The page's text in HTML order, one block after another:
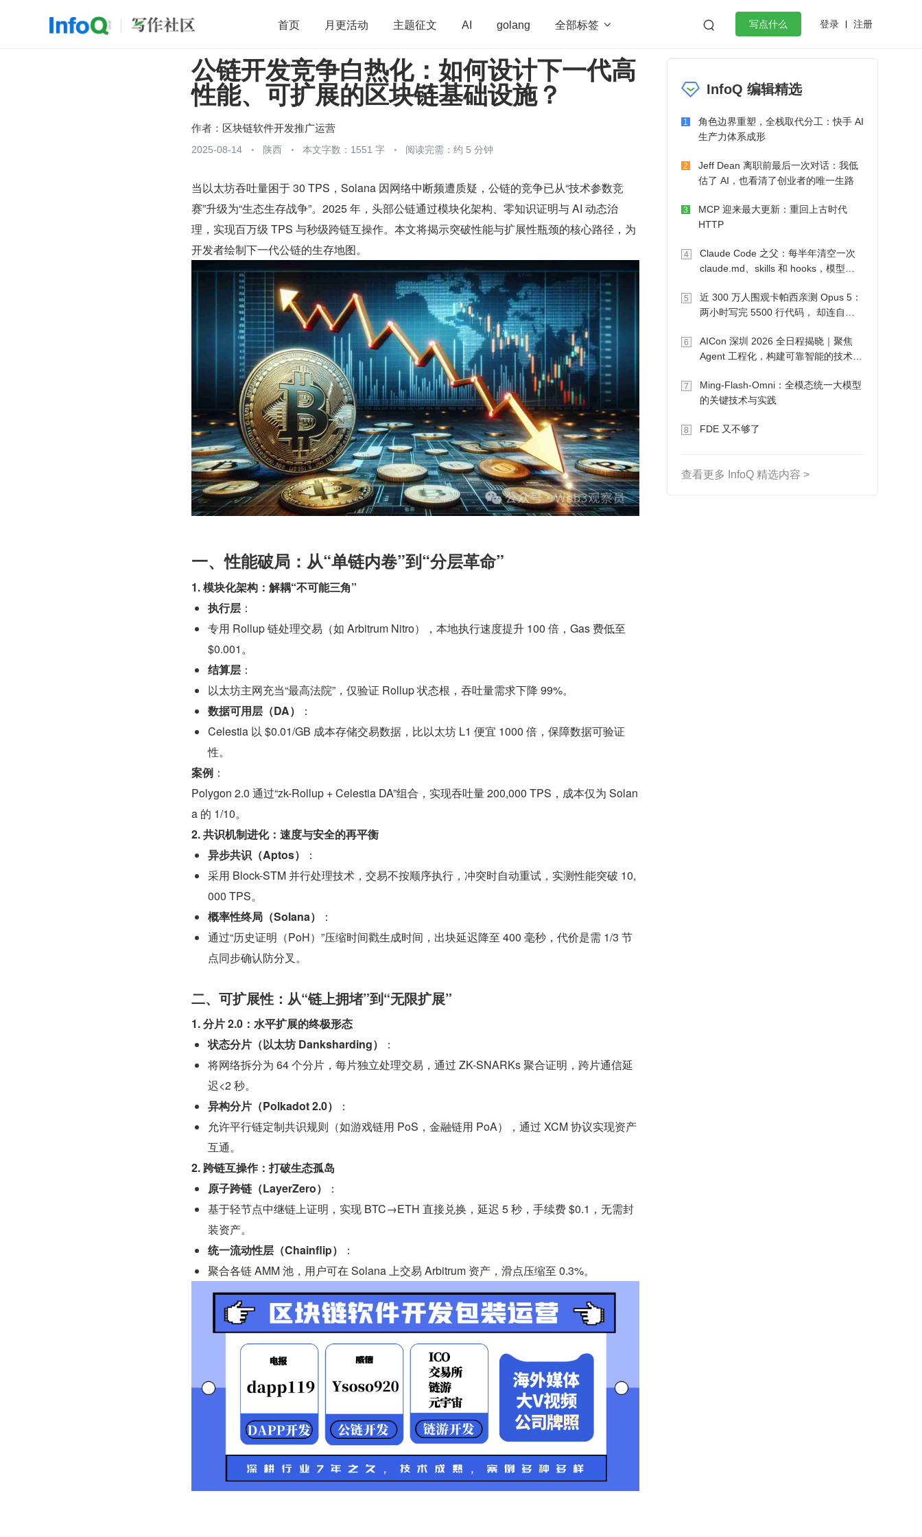
首页 月更活动 主题征文 AI golang 全部标签   写点什么 登录 注册
开源 架构 OpenHarmony 算法 学习方法 Web3.0 高效工作
团队管理 程序员 运维 深度思考 低代码 微服务架构 flutter
公链开发竞争白热化：如何设计下一代高
性能、可扩展的区块链基础设施？
作者： 区块链软件开发推广运营
2025-08-14 陕西 本文字数：1551 字 阅读完需：约 5 分钟
当以太坊吞吐量困于 30 TPS，Solana 因网络中断频遭质疑，公链的竞争已从“技术参数竞
赛”升级为“生态生存战争”。2025 年，头部公链通过模块化架构、零知识证明与 AI 动态治
理，实现百万级 TPS 与秒级跨链互操作。本文将揭示突破性能与扩展性瓶颈的核心路径，为
开发者绘制下一代公链的生存地图。
一、性能破局：从“单链内卷”到“分层革命”
1. 模块化架构：解耦“不可能三角”
执行层 ：
专用 Rollup 链处理交易（如 Arbitrum Nitro），本地执行速度提升 100 倍，Gas 费低至
$0.001。
结算层 ：
以太坊主网充当“最高法院”，仅验证 Rollup 状态根，吞吐量需求下降 99%。
数据可用层（DA）
：
Celestia 以 $0.01/GB 成本存储交易数据，比以太坊 L1 便宜 1000 倍，保障数据可验证
性。
案例 ：
Polygon 2.0 通过“zk-Rollup + Celestia DA”组合，实现吞吐量 200,000 TPS，成本仅为 Solan
a 的 1/10。
2. 共识机制进化：速度与安全的再平衡
异步共识（Aptos）
：
采用 Block-STM 并行处理技术，交易不按顺序执行，冲突时自动重试，实测性能突破 10,
000 TPS。
概率性终局（Solana）
：
通过“历史证明（PoH）”压缩时间戳生成时间，出块延迟降至 400 毫秒，代价是需 1/3 节
点同步确认防分叉。
二、可扩展性：从“链上拥堵”到“无限扩展”
1. 分片 2.0：水平扩展的终极形态
状态分片（以太坊 Danksharding）
：
将网络拆分为 64 个分片，每片独立处理交易，通过 ZK-SNARKs 聚合证明，跨片通信延
迟<2 秒。
异构分片（Polkadot 2.0）
：
允许平行链定制共识规则（如游戏链用 PoS，金融链用 PoA），通过 XCM 协议实现资产
互通。
2. 跨链互操作：打破生态孤岛
原子跨链（LayerZero）
：
基于轻节点中继链上证明，实现 BTC→ETH 直接兑换，延迟 5 秒，手续费 $0.1，无需封
装资产。
统一流动性层（Chainflip）
：
聚合各链 AMM 池，用户可在 Solana 上交易 Arbitrum 资产，滑点压缩至 0.3%。
InfoQ 编辑精选
1
角色边界重塑，全栈取代分工：快手 AI
生产力体系成形
2
Jeff Dean 离职前最后一次对话：我低
估了 AI，也看清了创业者的唯一生路
3
MCP 迎来最大更新：重回上古时代
HTTP
4
Claude Code 之父：每半年清空一次
claude.md、skills 和 hooks，模型自
5
近 300 万人围观卡帕西亲测 Opus 5：
两小时写完 5500 行代码， 却连自己
6
AICon 深圳 2026 全日程揭晓｜聚焦
Agent 工程化，构建可靠智能的技术路
7
Ming-Flash-Omni：全模态统一大模型
的关键技术与实践
8 FDE 又不够了
查看更多 InfoQ 精选内容 >